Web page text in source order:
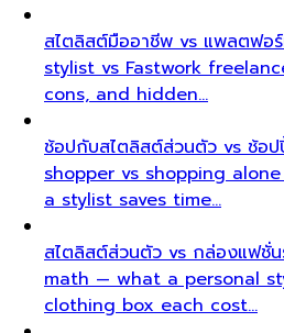
สไตลิสต์มืออาชีพ vs แพลตฟอ
stylist vs Fastwork
cons, and hidden…
ช้อปกับสไตลิสต์ส่วนตัว vs ช้อ
shopper vs shopping
a stylist saves time…
สไตลิสต์ส่วนตัว vs กล่องแฟชั่น
math — what a personal
clothing box each cost…